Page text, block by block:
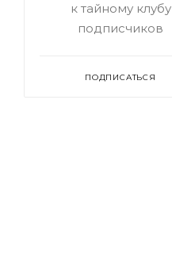
к тайному клубу
подписчиков
ПОДПИСАТЬСЯ